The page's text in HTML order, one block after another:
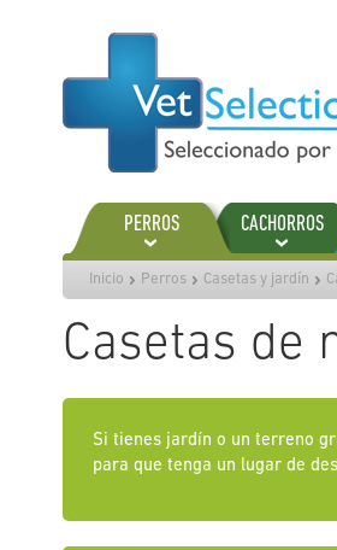
contenido
PERROS CACHORROS
Inicio Perros Casetas y jardín
Casetas de
Si tienes jardín o un terreno
para que tenga un lugar de